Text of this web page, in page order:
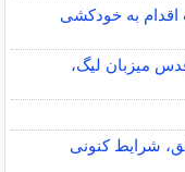
اقدام به خودکشی
میزبان لیگ،
شرایط کنونی